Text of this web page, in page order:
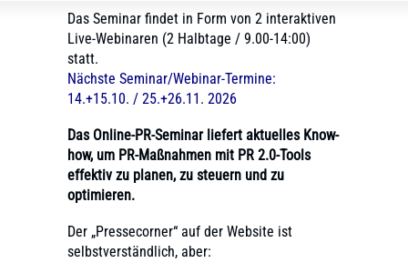
Das Seminar findet in Form von 2 interaktiven
Live-Webinaren (2 Halbtage / 9.00-14:00)
statt.
Nächste Seminar/Webinar-Termine:
14.+15.10. / 25.+26.11. 2026
Das Online-PR-Seminar liefert aktuelles Know-
how, um PR-Maßnahmen mit PR 2.0-Tools
effektiv zu planen, zu steuern und zu
optimieren.
Der „Pressecorner“ auf der Website ist
selbstverständlich, aber: